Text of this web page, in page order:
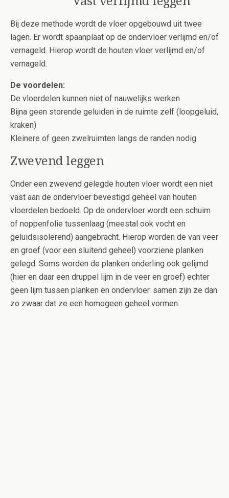
Bij deze methode wordt de vloer opgebouwd uit twee
lagen. Er wordt spaanplaat op de ondervloer verlijmd en/of
vernageld. Hierop wordt de houten vloer verlijmd en/of
vernageld.
De voordelen:
De vloerdelen kunnen niet of nauwelijks werken
Bijna geen storende geluiden in de ruimte zelf (loopgeluid,
kraken)
Kleinere of geen zwelruimten langs de randen nodig
Zwevend leggen
Onder een zwevend gelegde houten vloer wordt een niet
vast aan de ondervloer bevestigd geheel van houten
vloerdelen bedoeld. Op de ondervloer wordt een schuim
of noppenfolie tussenlaag (meestal ook vocht en
geluidsisolerend) aangebracht. Hierop worden de van veer
en groef (voor een sluitend geheel) voorziene planken
gelegd. Soms worden de planken onderling ook gelijmd
(hier en daar een druppel lijm in de veer en groef) echter
geen lijm tussen planken en ondervloer. samen zijn ze dan
zo zwaar dat ze een homogeen geheel vormen.